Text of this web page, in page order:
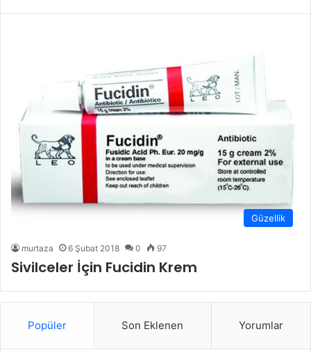
Güzellik
murtaza 6 Şubat 2018 0 97
Sivilceler İçin Fucidin Krem
Popüler Son Eklenen Yorumlar